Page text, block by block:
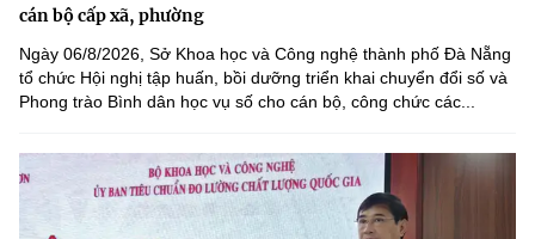
cán bộ cấp xã, phường
Ngày 06/8/2026, Sở Khoa học và Công nghệ thành phố Đà Nẵng
tổ chức Hội nghị tập huấn, bồi dưỡng triển khai chuyển đổi số và
Phong trào Bình dân học vụ số cho cán bộ, công chức các...